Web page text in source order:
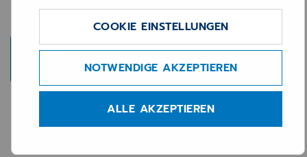
signotec Sigma 4 LCD mit
Beleuchtung
COOKIE EINSTELLUNGEN
NOTWENDIGE AKZEPTIEREN
ALLE AKZEPTIEREN